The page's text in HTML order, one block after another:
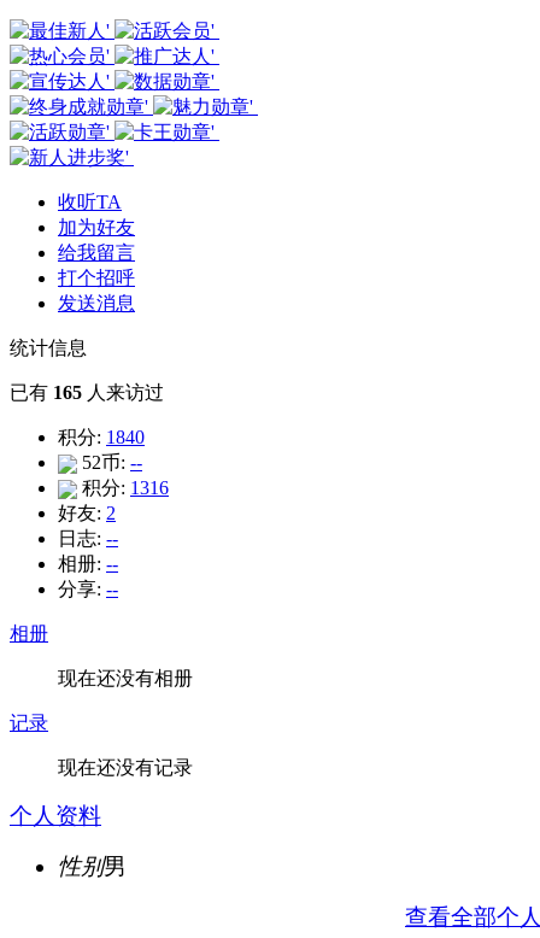
收听TA
加为好友
给我留言
打个招呼
发送消息
统计信息
已有 165 人来访过
积分: 1840
52币: --
积分: 1316
好友: 2
日志: --
相册: --
分享: --
相册
现在还没有相册
记录
现在还没有记录
个人资料
性别男
查看全部个